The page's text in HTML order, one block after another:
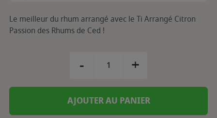
Le meilleur du rhum arrangé avec le Ti Arrangé Citron
Passion des Rhums de Ced !
- +
AJOUTER AU PANIER